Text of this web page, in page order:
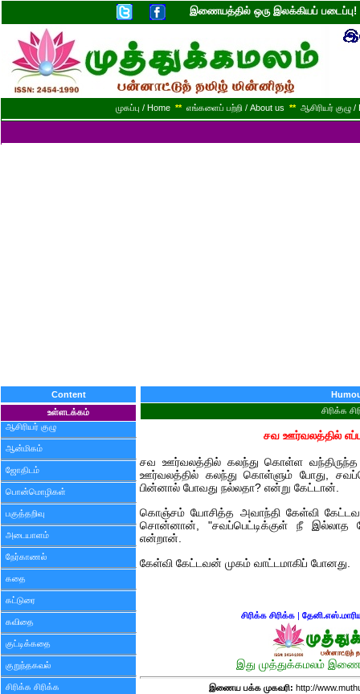
இணையத்தில் ஒரு இலக்கியப்
முகப்பு / Home ** எங்களைப் பற்றி / About us ** ஆசிரியர் குழு
Content
உள்ளடக்கம்
ஆசிரியர் குழு
ஆன்மிகம்
ஜோதிடம்
பொன்மொழிகள்
பகுத்தறிவு
அடையாளம்
நேர்காணல்
கதை
கட்டுரை
கவிதை
குட்டிக்கதை
குறுந்தகவல்
சிரிக்க சிரிக்க
சிரிக்க
சவ ஊர்வலத்தில்
சவ ஊர்வலத்தில் கலந்து கொள்ள
ஊர்வலத்தில் கலந்து கொள்ளும் போது,
பின்னால் போவது நல்லதா? என்று கேட்டான்.
கொஞ்சம் யோசித்த அவாந்தி கேள்வி
சொன்னான், "சவப்பெட்டிக்குள் நீ இல்லாத
என்றான்.
கேள்வி கேட்டவன் முகம் வாட்டமாகிப் போனது.
சிரிக்க சிரிக்க|
இது முத்துக்கமலம்
இணைய பக்க முகவரி: http://